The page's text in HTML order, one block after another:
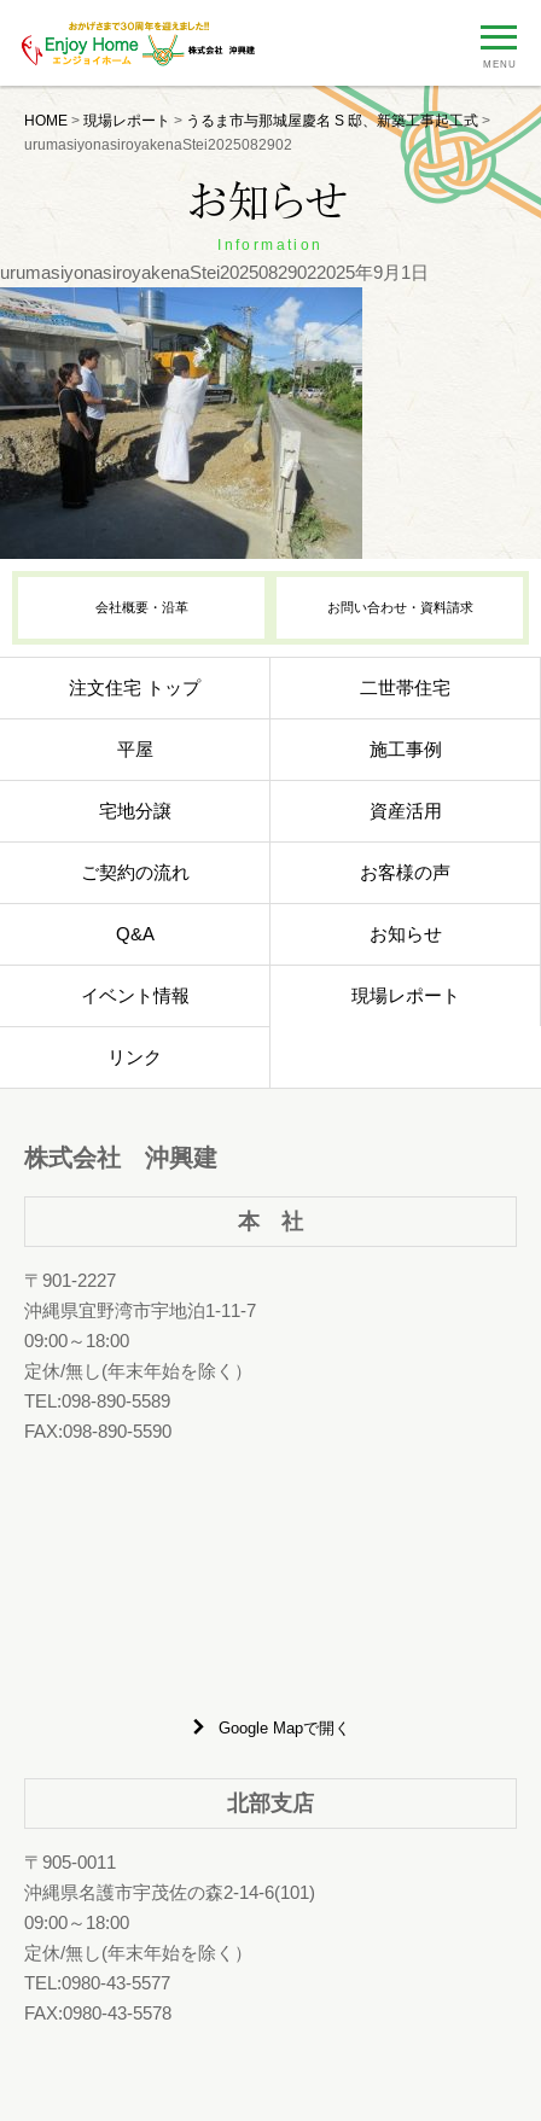
MENU
HOME > 現場レポート > うるま市与那城屋慶名 S 邸、新築工事起工式 >
urumasiyonasiroyakenaStei2025082902
Information
urumasiyonasiroyakenaStei20250829022025年9月1日
会社概要・沿革 お問い合わせ・資料請求
注文住宅 トップ 二世帯住宅
平屋 施工事例
宅地分譲 資産活用
ご契約の流れ お客様の声
Q&A お知らせ
イベント情報 現場レポート
リンク
株式会社 沖興建
本 社
〒901-2227
沖縄県宜野湾市宇地泊1-11-7
09:00～18:00
定休/無し(年末年始を除く）
TEL:098-890-5589
FAX:098-890-5590
Google Mapで開く
北部支店
〒905-0011
沖縄県名護市宇茂佐の森2-14-6(101)
09:00～18:00
定休/無し(年末年始を除く）
TEL:0980-43-5577
FAX:0980-43-5578